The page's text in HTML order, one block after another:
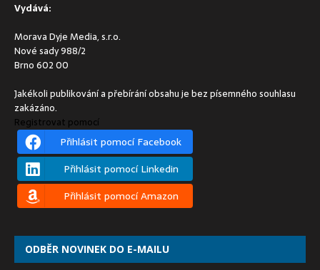
Vydává:
Morava Dyje Media, s.r.o.
Nové sady 988/2
Brno 602 00
Jakékoli publikování a přebírání obsahu je bez písemného souhlasu
zakázáno.
Registrovat pomocí
Přihlásit pomocí Facebook
Přihlásit pomocí Linkedin
Přihlásit pomocí Amazon
ODBĚR NOVINEK DO E-MAILU